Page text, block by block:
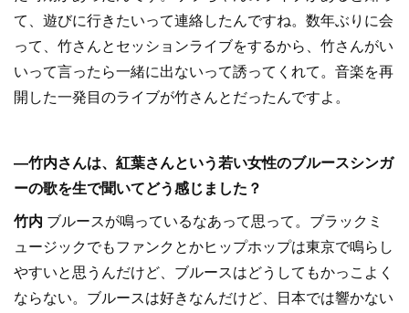
て、遊びに行きたいって連絡したんですね。数年ぶりに会
って、竹さんとセッションライブをするから、竹さんがい
いって言ったら一緒に出ないって誘ってくれて。音楽を再
開した一発目のライブが竹さんとだったんですよ。
―竹内さんは、紅葉さんという若い女性のブルースシンガ
ーの歌を生で聞いてどう感じました？
竹内 ブルースが鳴っているなあって思って。ブラックミ
ュージックでもファンクとかヒップホップは東京で鳴らし
やすいと思うんだけど、ブルースはどうしてもかっこよく
ならない。ブルースは好きなんだけど、日本では響かない